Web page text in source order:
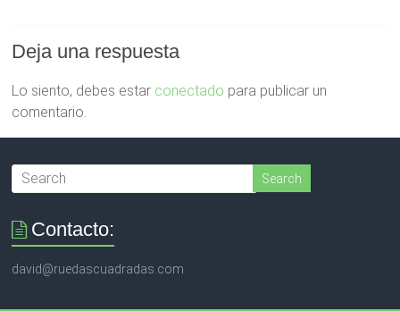
Deja una respuesta
Lo siento, debes estar conectado para publicar un
comentario.
Contacto:
david@ruedascuadradas.com